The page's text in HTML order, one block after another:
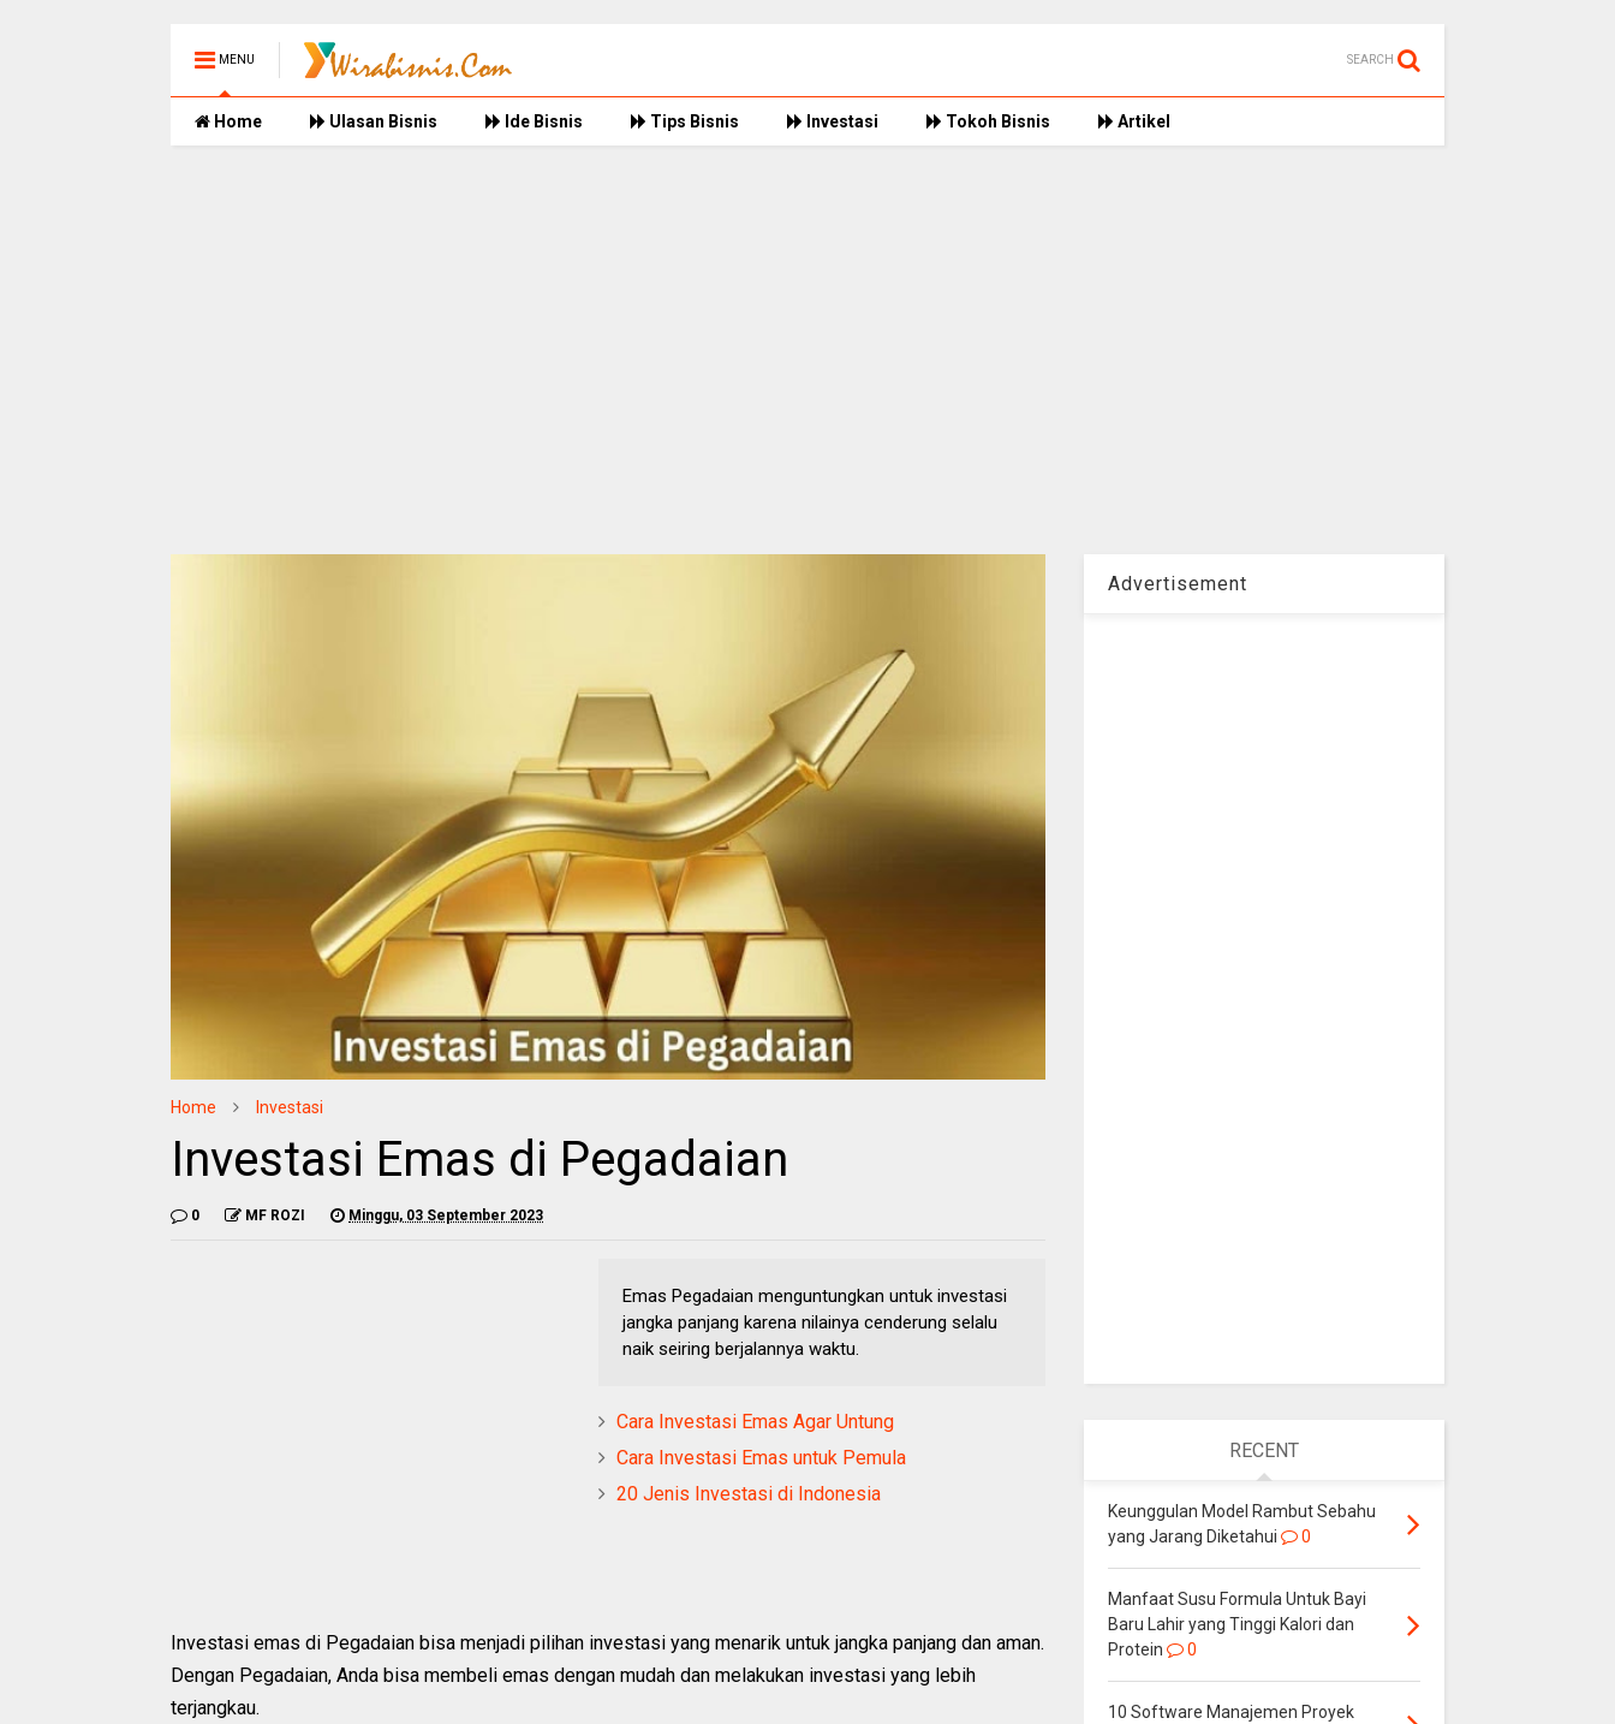
MENU SEARCH
Home Ulasan Bisnis Ide Bisnis Tips Bisnis Investasi Tokoh Bisnis Artikel
Home Investasi
Investasi Emas di Pegadaian
0 MF ROZI Minggu, 03 September 2023
Emas Pegadaian menguntungkan untuk investasi
jangka panjang karena nilainya cenderung selalu
naik seiring berjalannya waktu.
Cara Investasi Emas Agar Untung
Cara Investasi Emas untuk Pemula
20 Jenis Investasi di Indonesia
Investasi emas di Pegadaian bisa menjadi pilihan investasi yang menarik untuk jangka panjang dan aman.
Dengan Pegadaian, Anda bisa membeli emas dengan mudah dan melakukan investasi yang lebih
terjangkau.
Advertisement
RECENT
Keunggulan Model Rambut Sebahu
yang Jarang Diketahui
0
Manfaat Susu Formula Untuk Bayi
Baru Lahir yang Tinggi Kalori dan
Protein
0
10 Software Manajemen Proyek